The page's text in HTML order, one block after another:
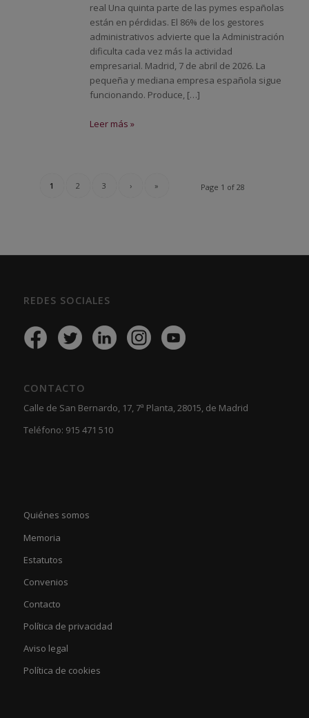
real Una quinta parte de las pymes españolas
están en pérdidas. El 86% de los gestores
administrativos advierte que la Administración
dificulta cada vez más la actividad
empresarial. Madrid, 7 de abril de 2026. La
pequeña y mediana empresa española sigue
funcionando. Produce, […]
Leer más »
Page 1 of 28
1 2 3 › »
REDES SOCIALES
CONTACTO
Calle de San Bernardo, 17, 7ª Planta, 28015, de Madrid
Teléfono: 915 471 510
Quiénes somos
Memoria
Estatutos
Convenios
Contacto
Política de privacidad
Aviso legal
Política de cookies